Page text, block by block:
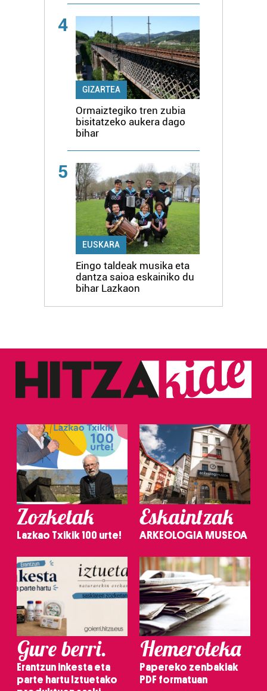
4
GIZARTEA
Ormaiztegiko tren zubia
bisitatzeko aukera dago
bihar
5
EUSKARA
Eingo taldeak musika eta
dantza saioa eskainiko du
bihar Lazkaon
Zozketak
Lazkao Txikik 100 urte!
Eskaintzak
ARKEOLOGIA MUSEOA
Gure berri.
Erantzun inkesta eta
parte hartu Iztuetako
Hemeroteka
Papereko zenbakiak
PDF formatuan